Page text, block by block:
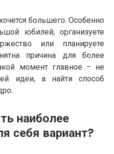
большего. Особенно
юбилей, организуете
или планируете
причина для более
момент главное - не
идеи, а найти способ
наиболее
себя вариант?